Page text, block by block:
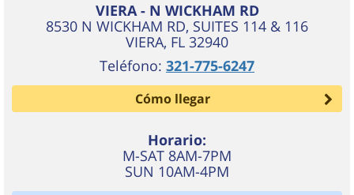
VIERA - N WICKHAM RD
8530 N WICKHAM RD, SUITES 114 & 116
VIERA, FL 32940
Teléfono: 321-775-6247
Cómo llegar
Horario:
M-SAT 8AM-7PM
SUN 10AM-4PM